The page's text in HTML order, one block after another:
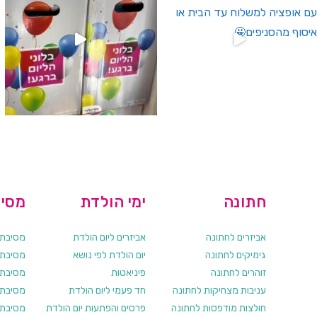
מסיבת
מסיבת
מסיבת
מסיבת
מסיבת
ימי הולדת
אביזרים ליום הולדת
יום הולדת לפי נושא
פיניאטות
חד פעמי ליום הולדת
פרסים והפתעות יום הולדת
חתונה
אביזרים לחתונה
גימיקים לחתונה
זוהרים לחתונה
עניבות מצחיקות לחתונה
חולצות מודפסות לחתונה